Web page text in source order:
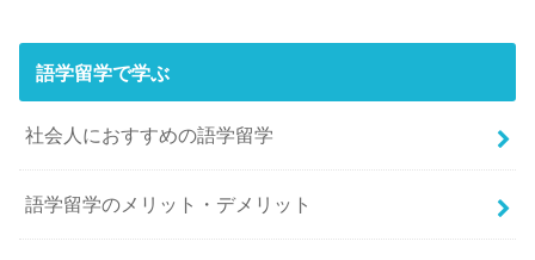
語学留学で学ぶ
社会人におすすめの語学留学
語学留学のメリット・デメリット